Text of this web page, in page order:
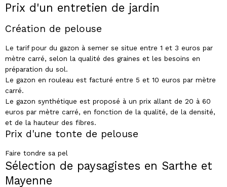
Prix d'un entretien de jardin
Création de pelouse
Le tarif pour du gazon à semer se situe entre 1 et 3 euros par
mètre carré, selon la qualité des graines et les besoins en
préparation du sol.
Le gazon en rouleau est facturé entre 5 et 10 euros par mètre
carré.
Le gazon synthétique est proposé à un prix allant de 20 à 60
euros par mètre carré, en fonction de la qualité, de la densité,
et de la hauteur des fibres.
Prix d'une tonte de pelouse
Faire tondre sa pel
Sélection de paysagistes en Sarthe et
Mayenne